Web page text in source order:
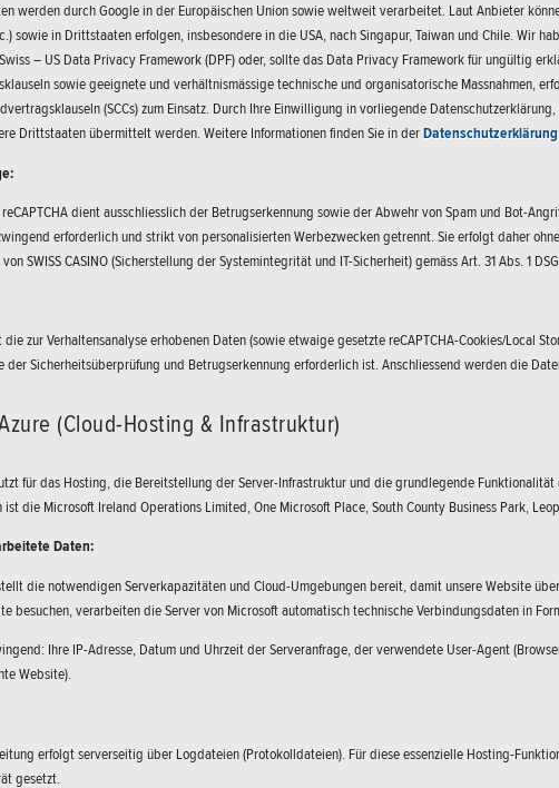
werden durch Google in der Europäischen Union sowie weltweit verarbeitet. Laut Anbieter
sowie in Drittstaaten erfolgen, insbesondere in die USA, nach Singapur, Taiwan und Chile. Wir
– US Data Privacy Framework (DPF) oder, sollte das Data Privacy Framework für ungültig
sowie geeignete und verhältnismässige technische und organisatorische Massnahmen,
(SCCs) zum Einsatz. Durch Ihre Einwilligung in vorliegende
Drittstaaten übermittelt werden. Weitere Informationen finden Sie in der
dient ausschliesslich der Betrugserkennung sowie der Abwehr von Spam und Bot-
erforderlich und strikt von personalisierten Werbezwecken getrennt. Sie erfolgt daher
SWISS CASINO (Sicherstellung der Systemintegrität und IT-Sicherheit) gemäss Art. 31 Abs. 1
zur Verhaltensanalyse erhobenen Daten (sowie etwaige gesetzte reCAPTCHA-Cookies/Local
der Sicherheitsüberprüfung und Betrugserkennung erforderlich ist. Anschliessend werden die
(Cloud-Hosting & Infrastruktur)
für das Hosting, die Bereitstellung der Server-Infrastruktur und die grundlegende
ist die Microsoft Ireland Operations Limited, One Microsoft Place, South County Business Park,
Daten:
die notwendigen Serverkapazitäten und Cloud-Umgebungen bereit, damit unsere Website
besuchen, verarbeiten die Server von Microsoft automatisch technische Verbindungsdaten in
Ihre IP-Adresse, Datum und Uhrzeit der Serveranfrage, der verwendete User-Agent
Website).
erfolgt serverseitig über Logdateien (Protokolldateien). Für diese essenzielle Hosting-
gesetzt.